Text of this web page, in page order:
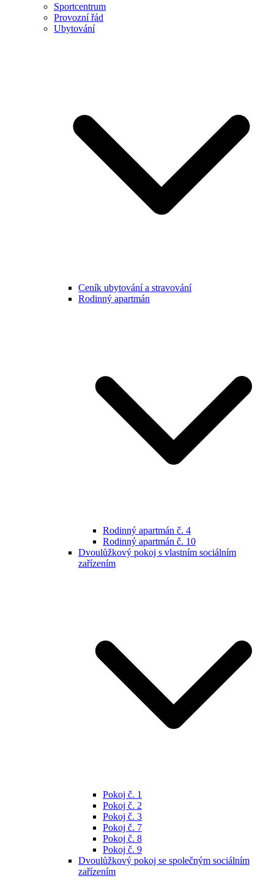
Sportcentrum
Provozní řád
Ubytování
Ceník ubytování a stravování
Rodinný apartmán
Rodinný apartmán č. 4
Rodinný apartmán č. 10
Dvoulůžkový pokoj s vlastním sociálním
zařízením
Pokoj č. 1
Pokoj č. 2
Pokoj č. 3
Pokoj č. 7
Pokoj č. 8
Pokoj č. 9
Dvoulůžkový pokoj se společným sociálním
zařízením